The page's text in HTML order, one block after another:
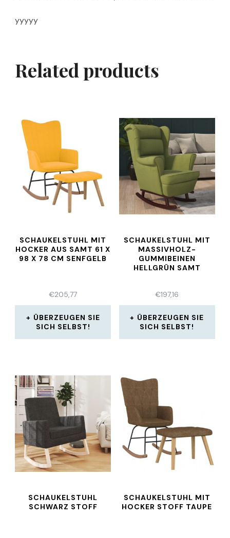
yyyyy
Related products
SCHAUKELSTUHL MIT
HOCKER AUS SAMT 61 X
98 X 78 CM SENFGELB
€205,77
ÜBERZEUGEN SIE
SICH SELBST!
SCHAUKELSTUHL MIT
MASSIVHOLZ-
GUMMIBEINEN
HELLGRÜN SAMT
€197,16
ÜBERZEUGEN SIE
SICH SELBST!
SCHAUKELSTUHL
SCHWARZ STOFF
SCHAUKELSTUHL MIT
HOCKER STOFF TAUPE